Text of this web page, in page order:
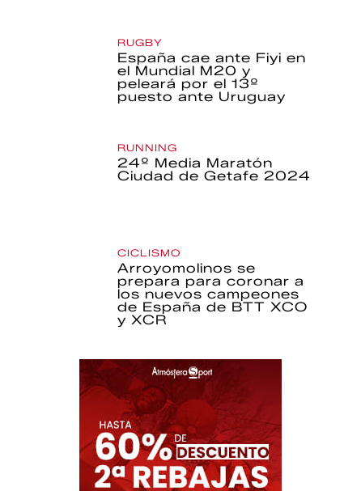
RUGBY
España cae ante Fiyi en
el Mundial M20 y
peleará por el 13º
puesto ante Uruguay
RUNNING
24º Media Maratón
Ciudad de Getafe 2024
CICLISMO
Arroyomolinos se
prepara para coronar a
los nuevos campeones
de España de BTT XCO
y XCR